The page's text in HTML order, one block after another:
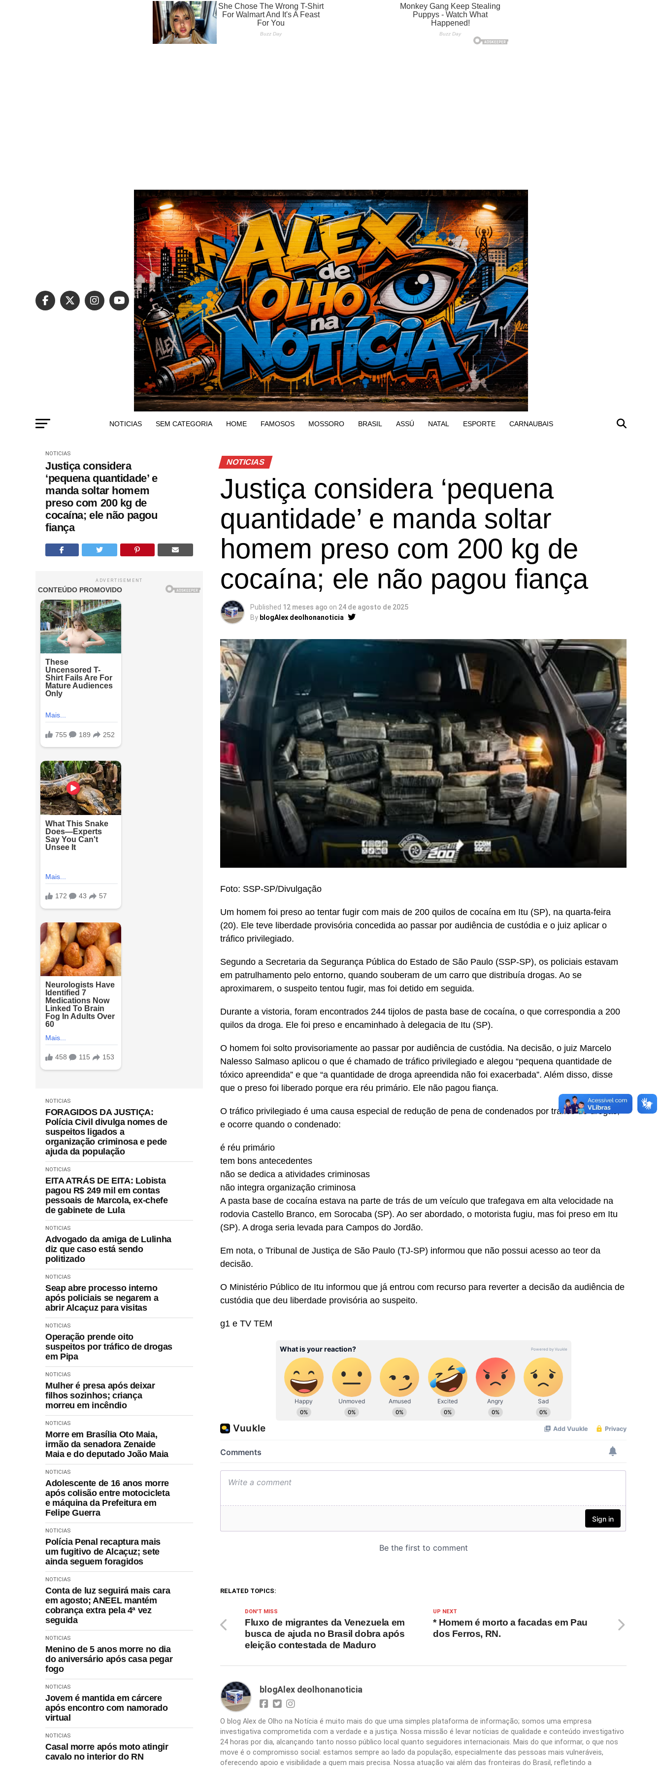
NOTICIAS SEM CATEGORIA HOME FAMOSOS MOSSORO BRASIL ASSÚ NATAL ESPORTE CARNAUBAIS
NOTICIAS
Justiça considera
‘pequena quantidade’ e
manda soltar homem
preso com 200 kg de
cocaína; ele não pagou
fiança
ADVERTISEMENT
NOTICIAS
FORAGIDOS DA JUSTIÇA:
Polícia Civil divulga nomes de
suspeitos ligados a
organização criminosa e pede
ajuda da população
NOTICIAS
EITA ATRÁS DE EITA: Lobista
pagou R$ 249 mil em contas
pessoais de Marcola, ex-chefe
de gabinete de Lula
NOTICIAS
Advogado da amiga de Lulinha
diz que caso está sendo
politizado
NOTICIAS
Seap abre processo interno
após policiais se negarem a
abrir Alcaçuz para visitas
NOTICIAS
Operação prende oito
suspeitos por tráfico de drogas
em Pipa
NOTICIAS
Mulher é presa após deixar
filhos sozinhos; criança
morreu em incêndio
NOTICIAS
Morre em Brasília Oto Maia,
irmão da senadora Zenaide
Maia e do deputado João Maia
NOTICIAS
Adolescente de 16 anos morre
após colisão entre motocicleta
e máquina da Prefeitura em
Felipe Guerra
NOTICIAS
Polícia Penal recaptura mais
um fugitivo de Alcaçuz; sete
ainda seguem foragidos
NOTICIAS
Conta de luz seguirá mais cara
em agosto; ANEEL mantém
cobrança extra pela 4ª vez
seguida
NOTICIAS
Menino de 5 anos morre no dia
do aniversário após casa pegar
fogo
NOTICIAS
Jovem é mantida em cárcere
após encontro com namorado
virtual
NOTICIAS
Casal morre após moto atingir
cavalo no interior do RN
NOTICIAS
Justiça considera ‘pequena
quantidade’ e manda soltar
homem preso com 200 kg de
cocaína; ele não pagou fiança
Published 12 meses ago on 24 de agosto de 2025
By blogAlex deolhonanoticia
Foto: SSP-SP/Divulgação
Um homem foi preso ao tentar fugir com mais de 200 quilos de cocaína em Itu (SP), na quarta-feira
(20). Ele teve liberdade provisória concedida ao passar por audiência de custódia e o juiz aplicar o
tráfico privilegiado.
Segundo a Secretaria da Segurança Pública do Estado de São Paulo (SSP-SP), os policiais estavam
em patrulhamento pelo entorno, quando souberam de um carro que distribuía drogas. Ao se
aproximarem, o suspeito tentou fugir, mas foi detido em seguida.
Durante a vistoria, foram encontrados 244 tijolos de pasta base de cocaína, o que correspondia a 200
quilos da droga. Ele foi preso e encaminhado à delegacia de Itu (SP).
O homem foi solto provisoriamente ao passar por audiência de custódia. Na decisão, o juiz Marcelo
Nalesso Salmaso aplicou o que é chamado de tráfico privilegiado e alegou “pequena quantidade de
tóxico apreendida” e que “a quantidade de droga apreendida não foi exacerbada”. Além disso, disse
que o preso foi liberado porque era réu primário. Ele não pagou fiança.
O tráfico privilegiado é uma causa especial de redução de pena de condenados por tráfico de drogas,
e ocorre quando o condenado:
é réu primário
tem bons antecedentes
não se dedica a atividades criminosas
não integra organização criminosa
A pasta base de cocaína estava na parte de trás de um veículo que trafegava em alta velocidade na
rodovia Castello Branco, em Sorocaba (SP). Ao ser abordado, o motorista fugiu, mas foi preso em Itu
(SP). A droga seria levada para Campos do Jordão.
Em nota, o Tribunal de Justiça de São Paulo (TJ-SP) informou que não possui acesso ao teor da
decisão.
O Ministério Público de Itu informou que já entrou com recurso para reverter a decisão da audiência de
custódia que deu liberdade provisória ao suspeito.
g1 e TV TEM
RELATED TOPICS:
UP NEXT
* Homem é morto a facadas em Pau
dos Ferros, RN.
DON'T MISS
Fluxo de migrantes da Venezuela em
busca de ajuda no Brasil dobra após
eleição contestada de Maduro
blogAlex deolhonanoticia
O blog Alex de Olho na Notícia é muito mais do que uma simples plataforma de informação; somos uma empresa
investigativa comprometida com a verdade e a justiça. Nossa missão é levar notícias de qualidade e conteúdo investigativo
24 horas por dia, alcançando tanto nosso público local quanto seguidores internacionais. Mais do que informar, o que nos
move é o compromisso social: estamos sempre ao lado da população, especialmente das pessoas mais vulneráveis,
oferecendo apoio e visibilidade a quem mais precisa. Nossa atuação vai além das fronteiras do Brasil, refletindo a